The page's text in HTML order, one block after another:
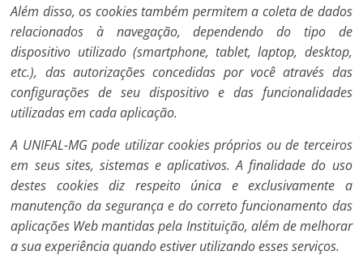
Além disso, os cookies também permitem a coleta de dados
relacionados à navegação, dependendo do tipo de
dispositivo utilizado (smartphone, tablet, laptop, desktop,
etc.), das autorizações concedidas por você através das
configurações de seu dispositivo e das funcionalidades
utilizadas em cada aplicação.
A UNIFAL-MG pode utilizar cookies próprios ou de terceiros
em seus sites, sistemas e aplicativos. A finalidade do uso
destes cookies diz respeito única e exclusivamente a
manutenção da segurança e do correto funcionamento das
aplicações Web mantidas pela Instituição, além de melhorar
a sua experiência quando estiver utilizando esses serviços.